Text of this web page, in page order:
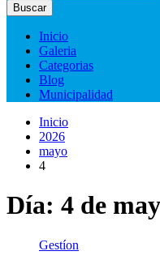
Buscar
Inicio
Galeria
Categorias
Blog
Municipalidad
Inicio
2026
mayo
4
Día: 4 de
Gestíon